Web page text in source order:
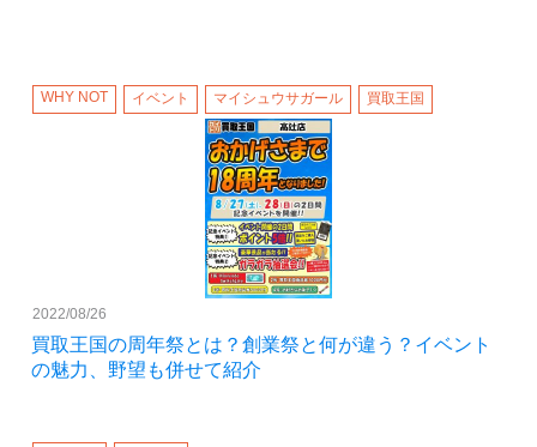
WHY NOT イベント マイシュウサガール 買取王国
2022/08/26
買取王国の周年祭とは？創業祭と何が違う？イベント
の魅力、野望も併せて紹介